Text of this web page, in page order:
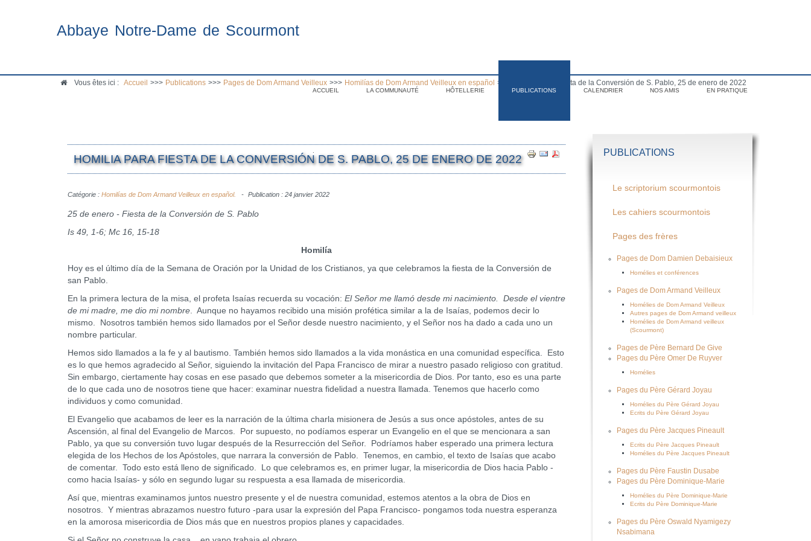
Abbaye Notre-Dame de Scourmont
ACCUEIL LA COMMUNAUTÉ HÔTELLERIE PUBLICATIONS CALENDRIER NOS AMIS EN PRATIQUE
Vous êtes ici : Accueil >>> Publications >>> Pages de Dom Armand Veilleux >>> Homilías de Dom Armand Veilleux en español >>> Homilia para Fiesta de la Conversión de S. Pablo, 25 de enero de 2022
HOMILIA PARA FIESTA DE LA CONVERSIÓN DE S. PABLO, 25 DE ENERO DE 2022
Catégorie : Homilías de Dom Armand Veilleux en español. Publication : 24 janvier 2022
25 de enero - Fiesta de la Conversión de S. Pablo
Is 49, 1-6; Mc 16, 15-18
Homilía
Hoy es el último día de la Semana de Oración por la Unidad de los Cristianos, ya que celebramos la fiesta de la Conversión de
san Pablo.
En la primera lectura de la misa, el profeta Isaías recuerda su vocación: El Señor me llamó desde mi nacimiento. Desde el vientre
de mi madre, me dio mi nombre. Aunque no hayamos recibido una misión profética similar a la de Isaías, podemos decir lo
mismo. Nosotros también hemos sido llamados por el Señor desde nuestro nacimiento, y el Señor nos ha dado a cada uno un
nombre particular.
Hemos sido llamados a la fe y al bautismo. También hemos sido llamados a la vida monástica en una comunidad específica. Esto
es lo que hemos agradecido al Señor, siguiendo la invitación del Papa Francisco de mirar a nuestro pasado religioso con gratitud.
Sin embargo, ciertamente hay cosas en ese pasado que debemos someter a la misericordia de Dios. Por tanto, eso es una parte
de lo que cada uno de nosotros tiene que hacer: examinar nuestra fidelidad a nuestra llamada. Tenemos que hacerlo como
individuos y como comunidad.
El Evangelio que acabamos de leer es la narración de la última charla misionera de Jesús a sus once apóstoles, antes de su
Ascensión, al final del Evangelio de Marcos. Por supuesto, no podíamos esperar un Evangelio en el que se mencionara a san
Pablo, ya que su conversión tuvo lugar después de la Resurrección del Señor. Podríamos haber esperado una primera lectura
elegida de los Hechos de los Apóstoles, que narrara la conversión de Pablo. Tenemos, en cambio, el texto de Isaías que acabo
de comentar. Todo esto está lleno de significado. Lo que celebramos es, en primer lugar, la misericordia de Dios hacia Pablo -
como hacia Isaías- y sólo en segundo lugar su respuesta a esa llamada de misericordia.
Así que, mientras examinamos juntos nuestro presente y el de nuestra comunidad, estemos atentos a la obra de Dios en
nosotros. Y mientras abrazamos nuestro futuro -para usar la expresión del Papa Francisco- pongamos toda nuestra esperanza
en la amorosa misericordia de Dios más que en nuestros propios planes y capacidades.
PUBLICATIONS
Le scriptorium scourmontois
Les cahiers scourmontois
Pages des frères
Pages de Dom Damien Debaisieux
Homélies et conférences
Pages de Dom Armand Veilleux
Homélies de Dom Armand Veilleux
Autres pages de Dom Armand veilleux
Homélies de Dom Armand veilleux
(Scourmont)
Pages de Père Bernard De Give
Pages du Père Omer De Ruyver
Homélies
Pages du Père Gérard Joyau
Homélies du Père Gérard Joyau
Ecrits du Père Gérard Joyau
Pages du Père Jacques Pineault
Ecrits du Père Jacques Pineault
Homélies du Père Jacques Pineault
Pages du Père Faustin Dusabe
Pages du Père Dominique-Marie
Homélies du Père Dominique-Marie
Ecrits du Père Dominique-Marie
Pages du Père Oswald Nyamigezy
Nsabimana